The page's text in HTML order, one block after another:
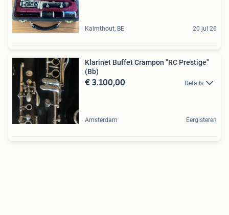
Kalmthout, BE 20 jul 26
Klarinet Buffet Crampon "RC Prestige"
(Bb)
€ 3.100,00 Details
Amsterdam Eergisteren